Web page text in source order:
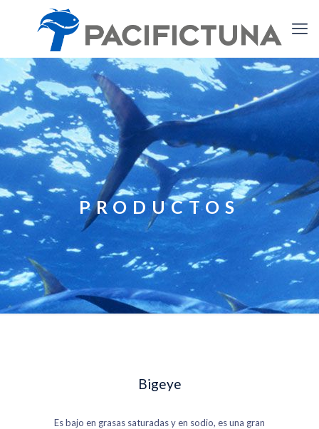
PRODUCTOS
Bigeye
Es bajo en grasas saturadas y en sodio, es una gran